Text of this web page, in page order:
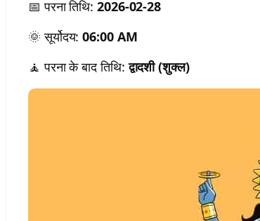
📅 परना तिथि: 2026-02-28
🌞 सूर्योदय:06:00 AM
🧘 परना के बाद तिथि:द्वादशी (शुक्ल)